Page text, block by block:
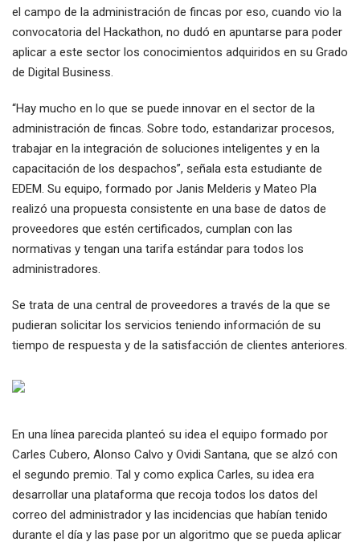
el campo de la administración de fincas por eso, cuando vio la
convocatoria del Hackathon, no dudó en apuntarse para poder
aplicar a este sector los conocimientos adquiridos en su Grado
de Digital Business.
“Hay mucho en lo que se puede innovar en el sector de la
administración de fincas. Sobre todo, estandarizar procesos,
trabajar en la integración de soluciones inteligentes y en la
capacitación de los despachos”, señala esta estudiante de
EDEM. Su equipo, formado por Janis Melderis y Mateo Pla
realizó una propuesta consistente en una base de datos de
proveedores que estén certificados, cumplan con las
normativas y tengan una tarifa estándar para todos los
administradores.
Se trata de una central de proveedores a través de la que se
pudieran solicitar los servicios teniendo información de su
tiempo de respuesta y de la satisfacción de clientes anteriores.
En una línea parecida planteó su idea el equipo formado por
Carles Cubero, Alonso Calvo y Ovidi Santana, que se alzó con
el segundo premio. Tal y como explica Carles, su idea era
desarrollar una plataforma que recoja todos los datos del
correo del administrador y las incidencias que habían tenido
durante el día y las pase por un algoritmo que se pueda aplicar